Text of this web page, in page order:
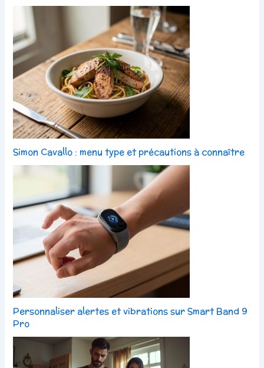
Simon Cavallo : menu type et précautions à connaître
Personnaliser alertes et vibrations sur Smart Band 9
Pro